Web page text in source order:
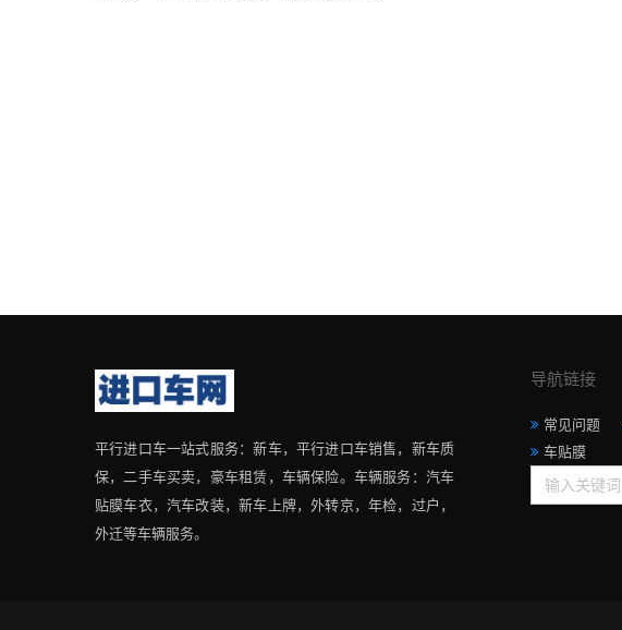
平行进口车一站式服务：新车，平行进口车销售，新车质
保，二手车买卖，豪车租赁，车辆保险。车辆服务：汽车
贴膜车衣，汽车改装，新车上牌，外转京，年检，过户，
外迁等车辆服务。
导航链接
常见问题
车贴膜
Search
for: